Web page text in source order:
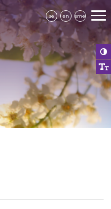
se en sme